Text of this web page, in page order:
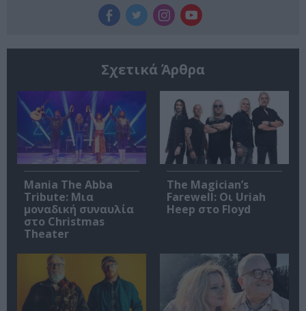
Σχετικά Άρθρα
Mania The Abba
Tribute: Μια
μοναδική συναυλία
στο Christmas
Theater
The Magician’s
Farewell: Οι Uriah
Heep στο Floyd